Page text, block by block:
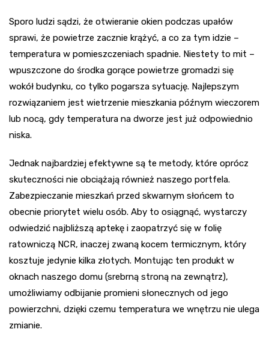
Sporo ludzi sądzi, że otwieranie okien podczas upałów
sprawi, że powietrze zacznie krążyć, a co za tym idzie –
temperatura w pomieszczeniach spadnie. Niestety to mit –
wpuszczone do środka gorące powietrze gromadzi się
wokół budynku, co tylko pogarsza sytuację. Najlepszym
rozwiązaniem jest wietrzenie mieszkania późnym wieczorem
lub nocą, gdy temperatura na dworze jest już odpowiednio
niska.
Jednak najbardziej efektywne są te metody, które oprócz
skuteczności nie obciążają również naszego portfela.
Zabezpieczanie mieszkań przed skwarnym słońcem to
obecnie priorytet wielu osób. Aby to osiągnąć, wystarczy
odwiedzić najbliższą aptekę i zaopatrzyć się w folię
ratowniczą NCR, inaczej zwaną kocem termicznym, który
kosztuje jedynie kilka złotych. Montując ten produkt w
oknach naszego domu (srebrną stroną na zewnątrz),
umożliwiamy odbijanie promieni słonecznych od jego
powierzchni, dzięki czemu temperatura we wnętrzu nie ulega
zmianie.